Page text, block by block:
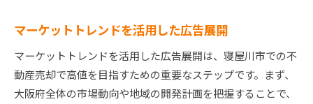
マーケットトレンドを活用した広告展開
マーケットトレンドを活用した広告展開は、寝屋川市での不
動産売却で高値を目指すための重要なステップです。まず、
大阪府全体の市場動向や地域の開発計画を把握することで、